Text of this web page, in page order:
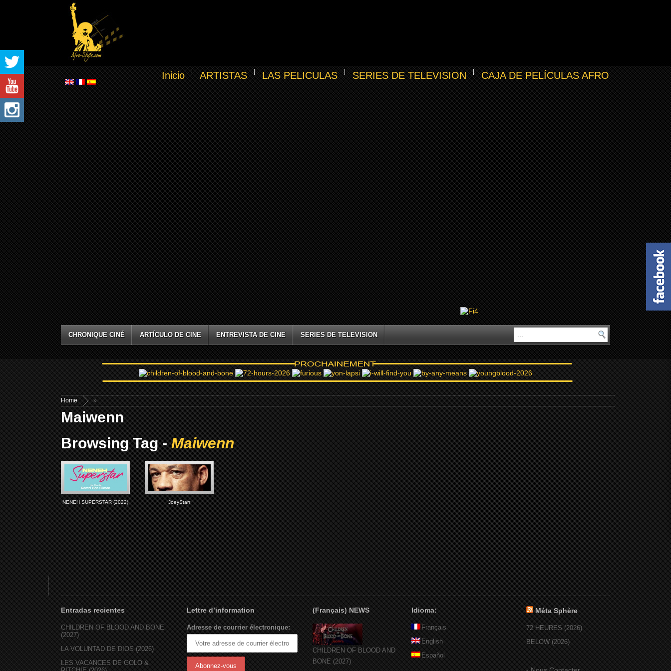
Inicio ARTISTAS LAS PELICULAS SERIES DE TELEVISION CAJA DE PELÍCULAS AFRO
CHRONIQUE CINÉ ARTÍCULO DE CINE ENTREVISTA DE CINE SERIES DE TELEVISION
Home »
Maiwenn
Browsing Tag -Maiwenn
NENEH SUPERSTAR (2022) JoeyStarr
Entradas recientes
CHILDREN OF BLOOD AND BONE
(2027)
LA VOLUNTAD DE DIOS (2026)
LES VACANCES DE GOLO &
Lettre d’information
Adresse de courrier électronique:
(Français) NEWS
CHILDREN OF BLOOD AND
BONE (2027)
Idioma:
Français
English
Español
Méta Sphère
72 HEURES (2026)
BELOW (2026)